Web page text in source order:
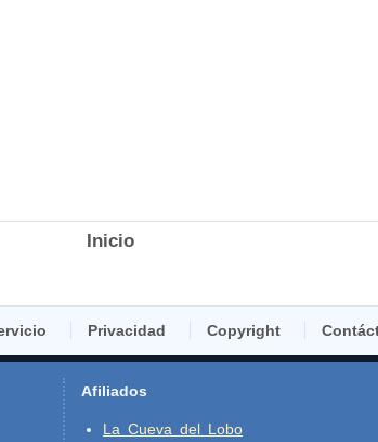
Inicio
Privacidad Copyright
Afiliados
La Cueva del Lobo